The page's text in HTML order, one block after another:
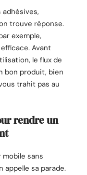
adhésives,
trouve réponse.
exemple,
Avant
le flux de
bon produit, bien
trahit pas au
rendre un
mobile sans
appelle sa parade.